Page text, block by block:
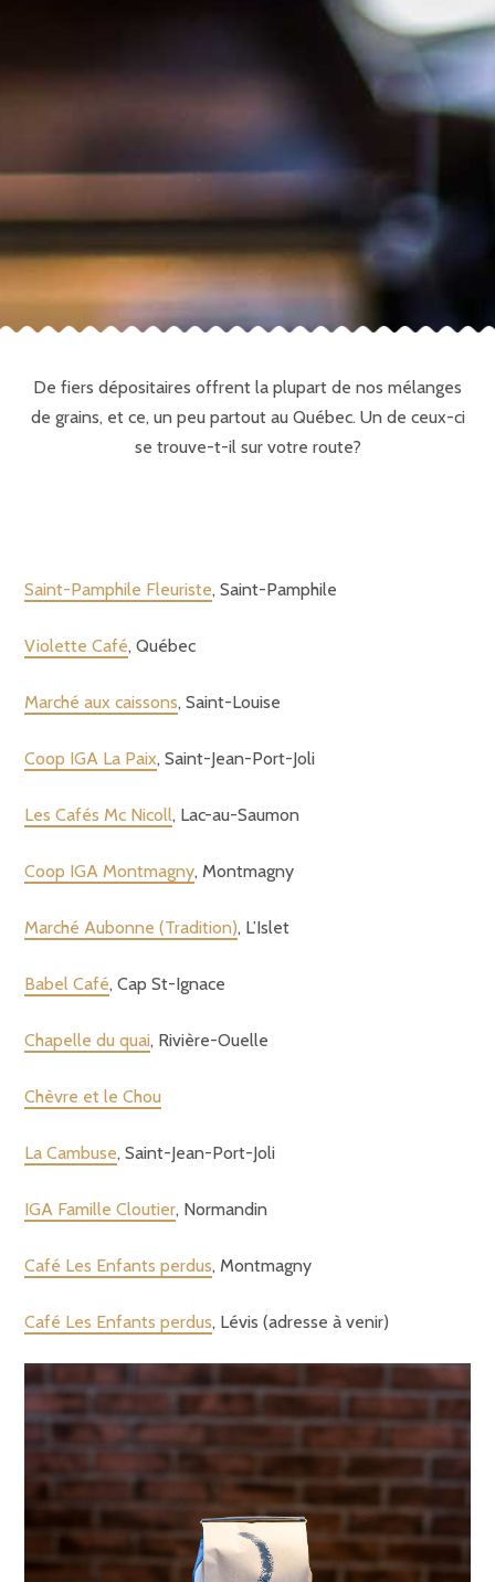
De fiers dépositaires offrent la plupart de nos mélanges
de grains, et ce, un peu partout au Québec. Un de ceux-ci
se trouve-t-il sur votre route?
Saint-Pamphile Fleuriste, Saint-Pamphile
Violette Café, Québec
Marché aux caissons, Saint-Louise
Coop IGA La Paix, Saint-Jean-Port-Joli
Les Cafés Mc Nicoll, Lac-au-Saumon
Coop IGA Montmagny, Montmagny
Marché Aubonne (Tradition), L’Islet
Babel Café, Cap St-Ignace
Chapelle du quai, Rivière-Ouelle
Chèvre et le Chou
La Cambuse, Saint-Jean-Port-Joli
IGA Famille Cloutier, Normandin
Café Les Enfants perdus, Montmagny
Café Les Enfants perdus, Lévis (adresse à venir)